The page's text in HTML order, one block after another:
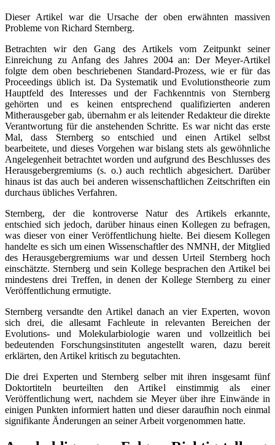
Dieser Artikel war die Ursache der oben erwähnten massiven
Probleme von Richard Sternberg.
Betrachten wir den Gang des Artikels vom Zeitpunkt seiner
Einreichung zu Anfang des Jahres 2004 an: Der Meyer-Artikel
folgte dem oben beschriebenen Standard-Prozess, wie er für das
Proceedings üblich ist. Da Systematik und Evolutionstheorie zum
Hauptfeld des Interesses und der Fachkenntnis von Sternberg
gehörten und es keinen entsprechend qualifizierten anderen
Mitherausgeber gab, übernahm er als leitender Redakteur die direkte
Verantwortung für die anstehenden Schritte. Es war nicht das erste
Mal, dass Sternberg so entschied und einen Artikel selbst
bearbeitete, und dieses Vorgehen war bislang stets als gewöhnliche
Angelegenheit betrachtet worden und aufgrund des Beschlusses des
Herausgebergremiums (s. o.) auch rechtlich abgesichert. Darüber
hinaus ist das auch bei anderen wissenschaftlichen Zeitschriften ein
durchaus übliches Verfahren.
Sternberg, der die kontroverse Natur des Artikels erkannte,
entschied sich jedoch, darüber hinaus einen Kollegen zu befragen,
was dieser von einer Veröffentlichung hielte. Bei diesem Kollegen
handelte es sich um einen Wissenschaftler des NMNH, der Mitglied
des Herausgebergremiums war und dessen Urteil Sternberg hoch
einschätzte. Sternberg und sein Kollege besprachen den Artikel bei
mindestens drei Treffen, in denen der Kollege Sternberg zu einer
Veröffentlichung ermutigte.
Sternberg versandte den Artikel danach an vier Experten, wovon
sich drei, die allesamt Fachleute in relevanten Bereichen der
Evolutions- und Molekularbiologie waren und vollzeitlich bei
bedeutenden Forschungsinstituten angestellt waren, dazu bereit
erklärten, den Artikel kritisch zu begutachten.
Die drei Experten und Sternberg selber mit ihren insgesamt fünf
Doktortiteln beurteilten den Artikel einstimmig als einer
Veröffentlichung wert, nachdem sie Meyer über ihre Einwände in
einigen Punkten informiert hatten und dieser daraufhin noch einmal
signifikante Änderungen an seiner Arbeit vorgenommen hatte.